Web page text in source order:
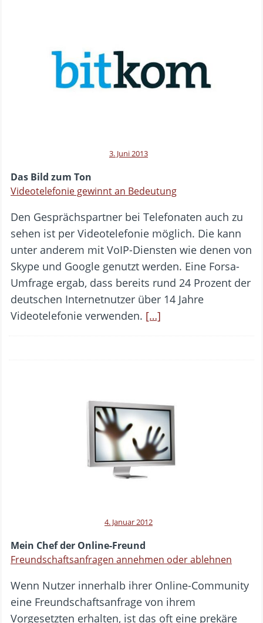
3. Juni 2013
Das Bild zum Ton
Videotelefonie gewinnt an Bedeutung
Den Gesprächspartner bei Telefonaten auch zu
sehen ist per Videotelefonie möglich. Die kann
unter anderem mit VoIP-Diensten wie denen von
Skype und Google genutzt werden. Eine Forsa-
Umfrage ergab, dass bereits rund 24 Prozent der
deutschen Internetnutzer über 14 Jahre
Videotelefonie verwenden. […]
4. Januar 2012
Mein Chef der Online-Freund
Freundschaftsanfragen annehmen oder ablehnen
Wenn Nutzer innerhalb ihrer Online-Community
eine Freundschaftsanfrage von ihrem
Vorgesetzten erhalten, ist das oft eine prekäre